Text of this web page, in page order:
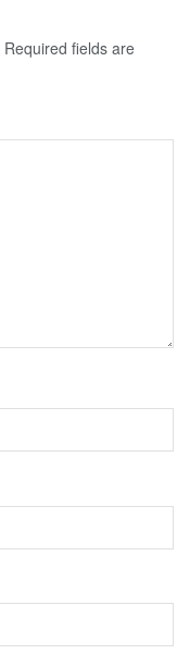
Required fields are